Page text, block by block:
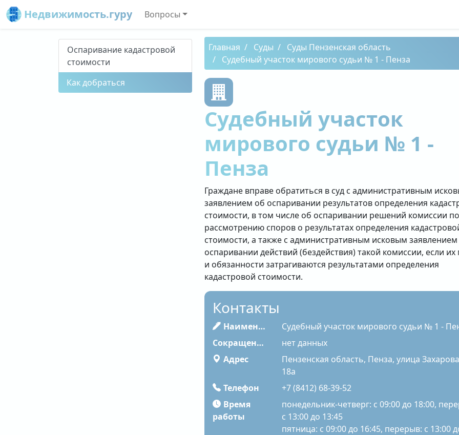
Недвижимость.гуру Вопросы
Оспаривание кадастровой
стоимости
Как добраться
Главная Суды
Суды Пензенская область
Судебный участок мирового судьи № 1 - Пенза
Судебный участок
мирового судьи № 1 -
Пенза
Граждане вправе обратиться в суд с административным
заявлением об оспаривании результатов определения
стоимости, в том числе об оспаривании решений комиссии по
рассмотрению споров о результатах определения
стоимости, а также с административным исковым
оспаривании действий (бездействия) такой комиссии, если их
и обязанности затрагиваются результатами определения
кадастровой стоимости.
Контакты
Наименование
Судебный участок мирового судьи № 1 -
Сокращенное наименование
нет данных
Адрес
Пензенская область, Пенза, улица
18а
Телефон
+7 (8412) 68-39-52
Время
работы
понедельник-четверг: с 09:00 до 18:00,
с 13:00 до 13:45
пятница: с 09:00 до 16:45, перерыв: с 13:00